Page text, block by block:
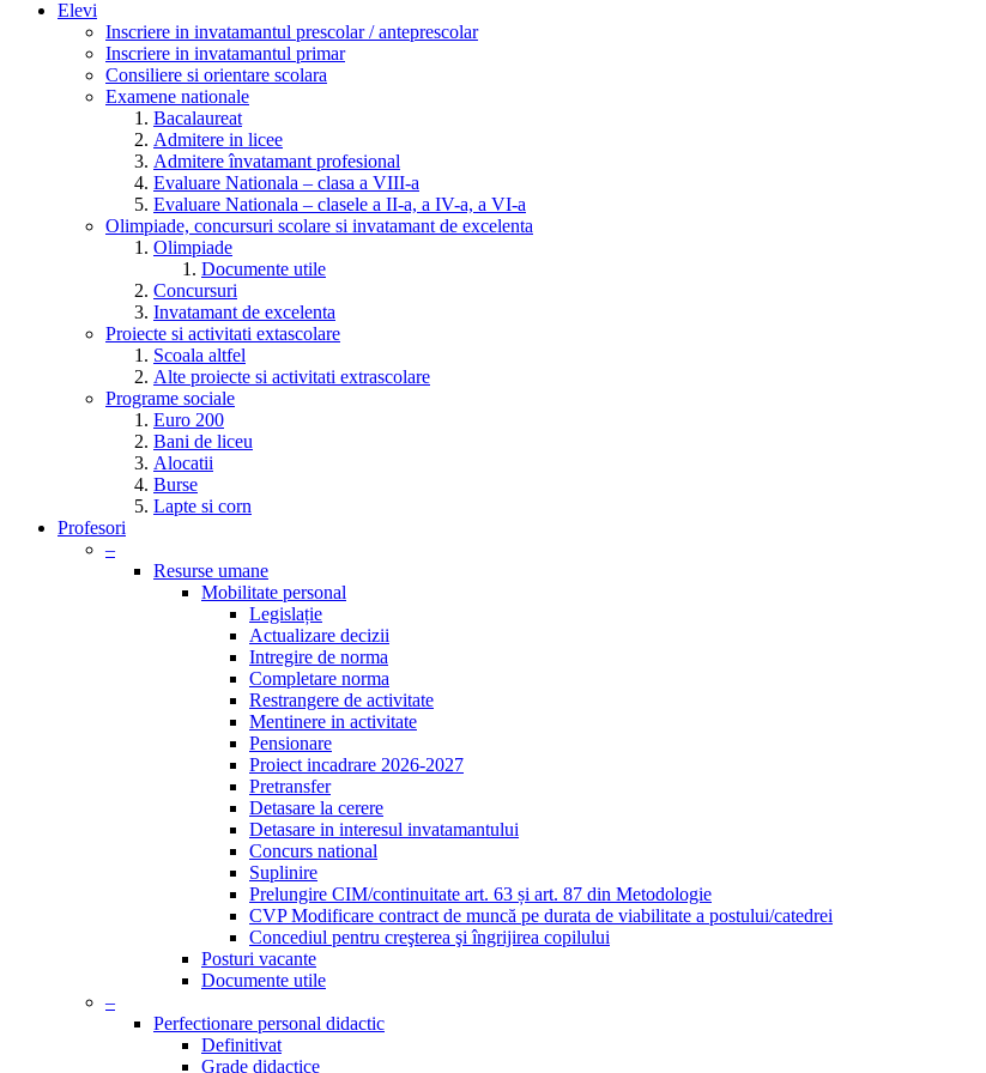
Elevi
Inscriere in invatamantul prescolar / anteprescolar
Inscriere in invatamantul primar
Consiliere si orientare scolara
Examene nationale
Bacalaureat
Admitere in licee
Admitere învatamant profesional
Evaluare Nationala – clasa a VIII-a
Evaluare Nationala – clasele a II-a, a IV-a, a VI-a
Olimpiade, concursuri scolare si invatamant de excelenta
Olimpiade
Documente utile
Concursuri
Invatamant de excelenta
Proiecte si activitati extascolare
Scoala altfel
Alte proiecte si activitati extrascolare
Programe sociale
Euro 200
Bani de liceu
Alocatii
Burse
Lapte si corn
Profesori
–
Resurse umane
Mobilitate personal
Legislație
Actualizare decizii
Intregire de norma
Completare norma
Restrangere de activitate
Mentinere in activitate
Pensionare
Proiect incadrare 2026-2027
Pretransfer
Detasare la cerere
Detasare in interesul invatamantului
Concurs national
Suplinire
Prelungire CIM/continuitate art. 63 și art. 87 din Metodologie
CVP Modificare contract de muncă pe durata de viabilitate a postului/catedrei
Concediul pentru creşterea şi îngrijirea copilului
Posturi vacante
Documente utile
–
Perfectionare personal didactic
Definitivat
Grade didactice